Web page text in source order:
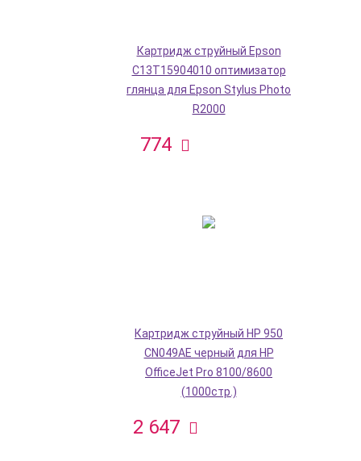
Картридж струйный Epson
C13T15904010 оптимизатор
глянца для Epson Stylus Photo
R2000
774
Картридж струйный HP 950
CN049AE черный для HP
OfficeJet Pro 8100/8600
(1000стр.)
2 647